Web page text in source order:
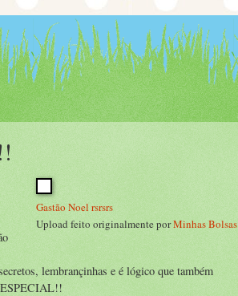
Gastão Noel rsrsrs
Upload feito originalmente porMinhas Bolsas
lembrançinhas e é lógico que também
ESPECIAL!!